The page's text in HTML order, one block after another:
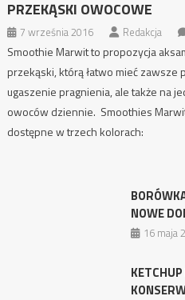
PRZEKĄSKI OWOCOWE
7 września 2016 Redakcja
Smoothie Marwit to propozycja
przekąski, którą łatwo mieć
ugaszenie pragnienia, ale także na
owoców dziennie. Smoothies
dostępne w trzech kolorach:
NOWE
16 maja